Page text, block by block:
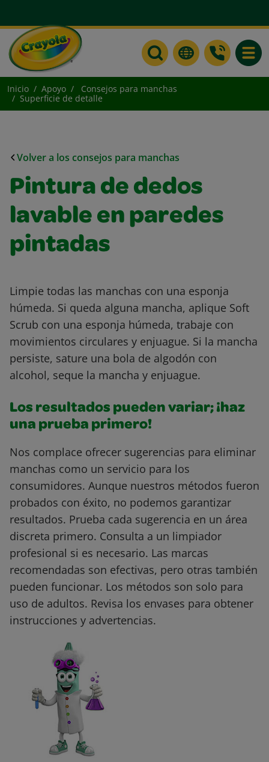
Inicio Apoyo
Consejos para manchas
Superficie de detalle
Volver a los consejos para manchas
Pintura de dedos
lavable en paredes
pintadas
Limpie todas las manchas con una esponja
húmeda. Si queda alguna mancha, aplique Soft
Scrub con una esponja húmeda, trabaje con
movimientos circulares y enjuague. Si la mancha
persiste, sature una bola de algodón con
alcohol, seque la mancha y enjuague.
Los resultados pueden variar; ¡haz
una prueba primero!
Nos complace ofrecer sugerencias para eliminar
manchas como un servicio para los
consumidores. Aunque nuestros métodos fueron
probados con éxito, no podemos garantizar
resultados. Prueba cada sugerencia en un área
discreta primero. Consulta a un limpiador
profesional si es necesario. Las marcas
recomendadas son efectivas, pero otras también
pueden funcionar. Los métodos son solo para
uso de adultos. Revisa los envases para obtener
instrucciones y advertencias.